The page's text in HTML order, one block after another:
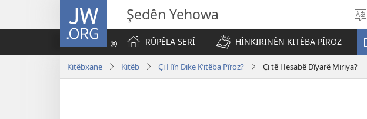
JW.ORG Şedên Yehowa
RÛPÊLA SERÎ
HÎNKIRINÊN KITÊBA PÎROZ
Kitêbxane Kitêb Çi Hîn Dike Kʹitêba Pîroz? Çi tê Hesabê Dîyarê Miriya?